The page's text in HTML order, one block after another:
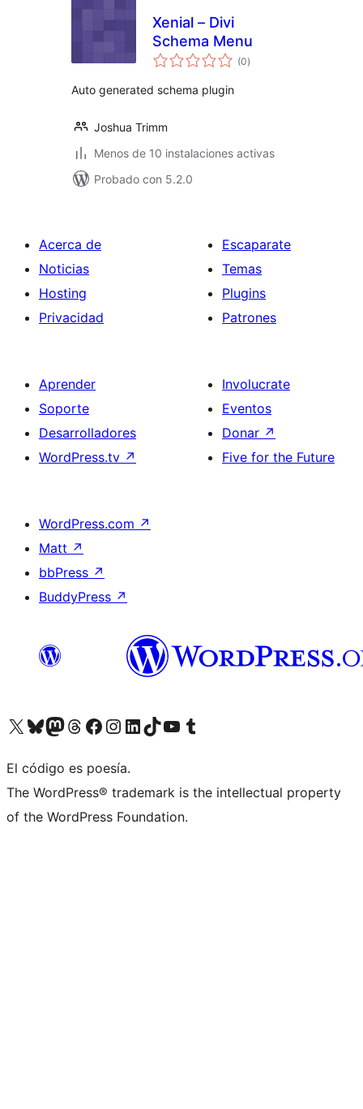
Xenial – Divi
Schema Menu
(0total
de
)
Auto generated schema plugin
Joshua Trimm
Menos de 10 instalaciones activas
Probado con 5.2.0
Acerca de
Noticias
Hosting
Privacidad
Escaparate
Temas
Plugins
Patrones
Aprender
Soporte
Desarrolladores
WordPress.tv ↗
Involucrate
Eventos
Donar ↗
Five for the Future
WordPress.com ↗
Matt ↗
bbPress ↗
BuddyPress ↗
Visitá nuestra cuenta de X (anteriormente Twitter)
Visitá nuestra cuenta de Bluesky
Visitá nuestra cuenta de Mastodon
Visitá nuestra cuenta de Threads
Visitá nuestra página de Facebook
Visitá nuestra cuenta de Instagram
Visitá nuestra cuenta de LinkedIn
Visitá nuestra cuenta de TikTok
Visitá nuestro canal de YouTube
Visitá nuestra cuenta de Tumblr
El código es poesía.
The WordPress® trademark is the intellectual property
of the WordPress Foundation.